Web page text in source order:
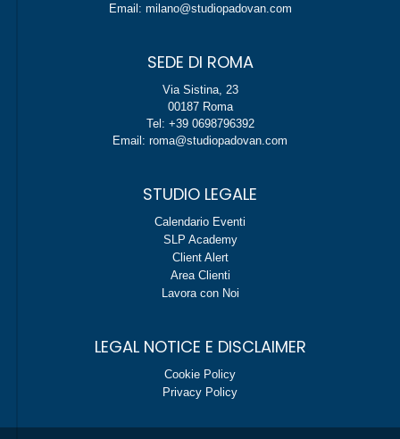
Email: milano@studiopadovan.com
SEDE DI ROMA
Via Sistina, 23
00187 Roma
Tel: +39 0698796392
Email: roma@studiopadovan.com
STUDIO LEGALE
Calendario Eventi
SLP Academy
Client Alert
Area Clienti
Lavora con Noi
LEGAL NOTICE E DISCLAIMER
Cookie Policy
Privacy Policy